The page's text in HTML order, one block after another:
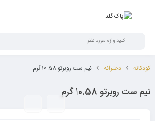
کودکانه دخترانه نیم ست روبرتو 10.58 گرم
نیم ست روبرتو 10.58 گرم